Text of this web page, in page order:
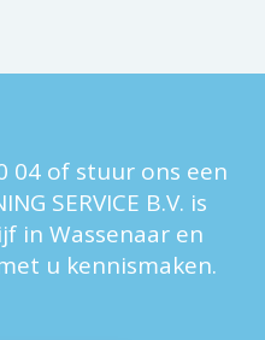
04 of stuur ons een
SERVICE B.V. is
in Wassenaar en
u kennismaken.